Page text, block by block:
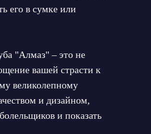
его в сумке или
"Алмаз" – это не
вашей страсти к
великолепному
и дизайном,
и показать